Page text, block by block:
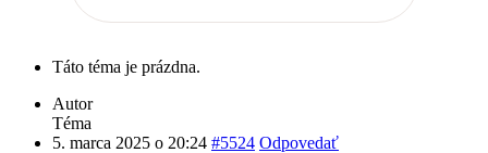
Táto téma je prázdna.
Autor
Téma
5. marca 2025 o 20:24 #5524 Odpovedať